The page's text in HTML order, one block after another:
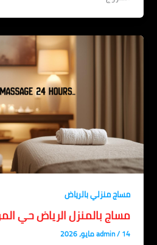
مساج منزلي بالرياض
مساج بالمنزل الرياض حي
admin/14 مايو، 2026